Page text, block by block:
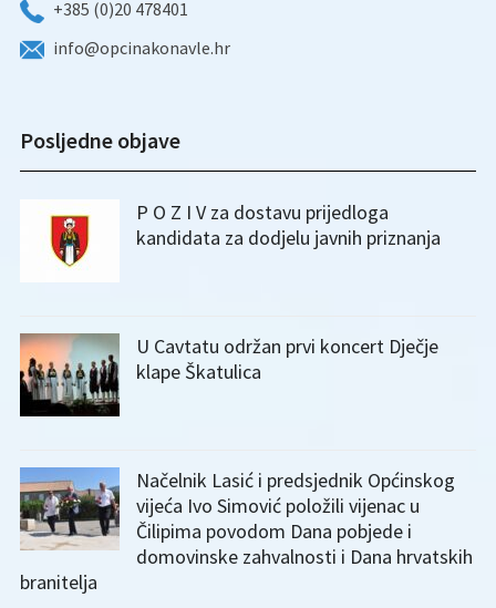
+385 (0)20 478401
info@opcinakonavle.hr
Posljedne objave
P O Z I V za dostavu prijedloga
kandidata za dodjelu javnih priznanja
U Cavtatu održan prvi koncert Dječje
klape Škatulica
Načelnik Lasić i predsjednik Općinskog
vijeća Ivo Simović položili vijenac u
Čilipima povodom Dana pobjede i
domovinske zahvalnosti i Dana hrvatskih
branitelja